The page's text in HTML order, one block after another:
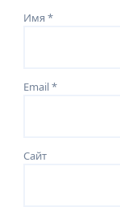
Имя*
Email*
Сайт